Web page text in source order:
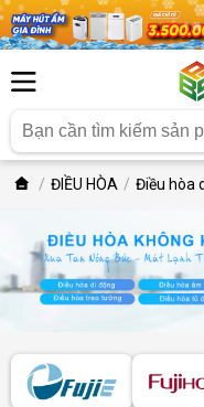
ĐIỀU HÒA Điều hòa